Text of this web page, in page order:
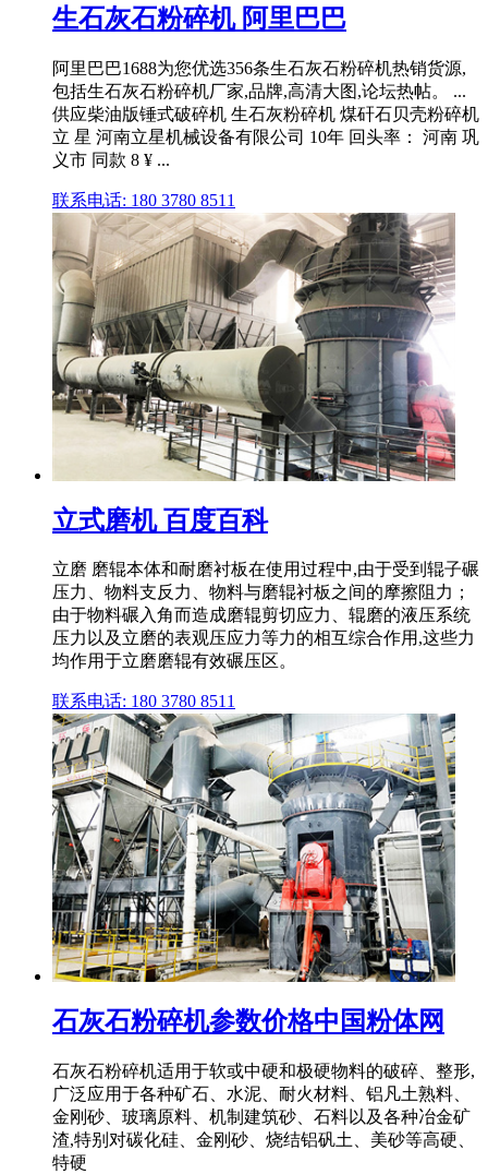
生石灰石粉碎机 阿里巴巴
阿里巴巴1688为您优选356条生石灰石粉碎机热销货源,
包括生石灰石粉碎机厂家,品牌,高清大图,论坛热帖。 ...
供应柴油版锤式破碎机 生石灰粉碎机 煤矸石贝壳粉碎机
立 星 河南立星机械设备有限公司 10年 回头率： 河南 巩
义市 同款 8 ¥ ...
联系电话: 180 3780 8511
立式磨机 百度百科
立磨 磨辊本体和耐磨衬板在使用过程中,由于受到辊子碾
压力、物料支反力、物料与磨辊衬板之间的摩擦阻力；
由于物料碾入角而造成磨辊剪切应力、辊磨的液压系统
压力以及立磨的表观压应力等力的相互综合作用,这些力
均作用于立磨磨辊有效碾压区。
联系电话: 180 3780 8511
石灰石粉碎机参数价格中国粉体网
石灰石粉碎机适用于软或中硬和极硬物料的破碎、整形,
广泛应用于各种矿石、水泥、耐火材料、铝凡土熟料、
金刚砂、玻璃原料、机制建筑砂、石料以及各种冶金矿
渣,特别对碳化硅、金刚砂、烧结铝矾土、美砂等高硬、
特硬